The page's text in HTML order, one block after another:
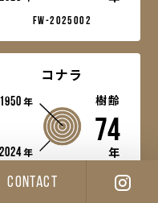
fw-2025002
コナラ
1950年
2024年
樹齢
74
年
fw-2024032
CONTACT